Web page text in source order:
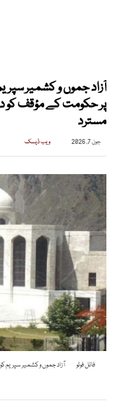
آزاد جموں و کشمیر
پر حکومت کے مؤقف کو
مسترد
جون 7, 2026 ویب ڈیسک
فائل فوٹو آزاد جموں و کشمیر سپریم